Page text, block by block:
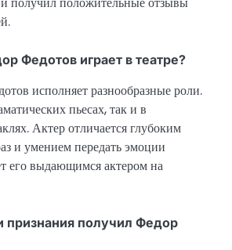
Федотов играет в театре?
исполняет разнообразные роли.
пьесах, так и в
Актер отличается глубоким
и умением передать эмоции
его выдающимся актером на
признания получил Федор